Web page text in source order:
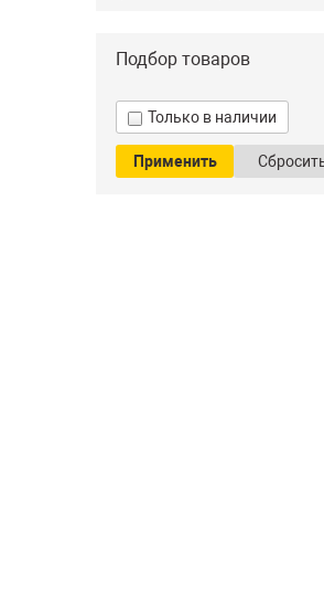
Подбор товаров
Только в наличии
Применить